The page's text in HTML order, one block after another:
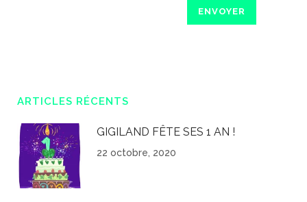
ARTICLES RÉCENTS
GIGILAND FÊTE SES 1 AN !
22 octobre, 2020